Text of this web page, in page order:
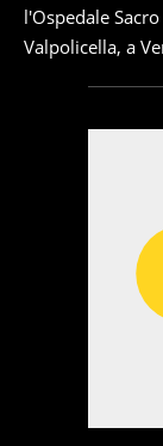
l'Ospedale
Valpolicella, a